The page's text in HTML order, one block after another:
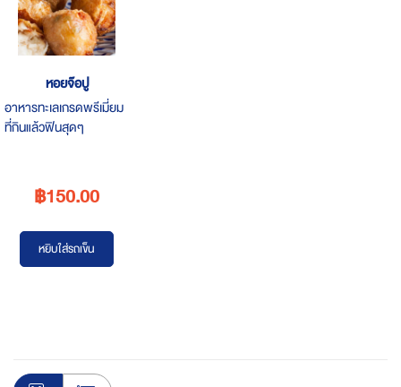
หอยจ๊อปู
อาหารทะเลเกรดพรีเมี่ยม
ที่กินแล้วฟินสุดๆ
ทำจากวัตถุดิบทะเลแท้ๆ ปู
เป็นปู฿150.00
หยิบใส่รถเข็น